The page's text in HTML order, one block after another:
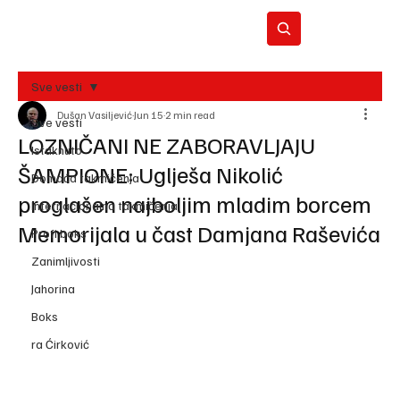
REC
Sve vesti
Istaknuto
Domaća takmičenja
Internacionalna takmičenja
Profi boks
Zanimljivosti
Jahorina
Boks
ra Ćirković
Sve vesti
LOZNIČANI NE ZABORAVLJAJU
ŠAMPIONE: Uglješa Nikolić
proglašen najboljim mladim borcem
Memorijala u čast Damjana Raševića
Dušan VasiljevićJun 15 2 min read